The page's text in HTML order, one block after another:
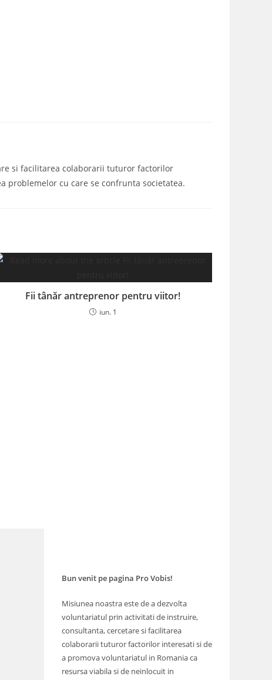
si facilitarea colaborarii tuturor factorilor
problemelor cu care se confrunta societatea.
Fii tânăr antreprenor pentru viitor!
iun. 1
Bun venit pe pagina Pro Vobis!
Misiunea noastra este de a dezvolta
voluntariatul prin activitati de instruire,
consultanta, cercetare si facilitarea
colaborarii tuturor factorilor interesati si de
a promova voluntariatul in Romania ca
resursa viabila si de neinlocuit in